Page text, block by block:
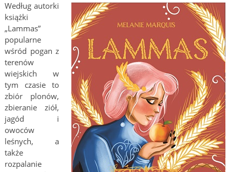
Według autorki
książki
„Lammas”
popularne
wśród pogan z
terenów
wiejskich w
tym czasie to
zbiór plonów,
zbieranie ziół,
jagód i
owoców
leśnych, a
także
rozpalanie